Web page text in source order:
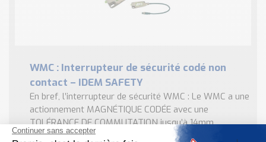
WMC : Interrupteur de sécurité codé non
contact – IDEM SAFETY
En bref, l’interrupteur de sécurité WMC : Le WMC a une
actionnement MAGNÉTIQUE CODÉE avec une
TOLÉRANCE DE COMMUTATION jusqu’à 14mm
L’interrupteur de sécurité est spécifié sur 105C mais a ...